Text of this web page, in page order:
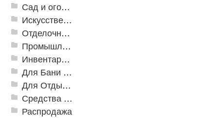
Сад и огород
Искусственная трава
Отделочные профили
Промышленный текстиль
Инвентарь для клининга
Для Бани и Сауны
Для Отдыха и Пикника
Средства от насекомых и садовых вредителей
Распродажа